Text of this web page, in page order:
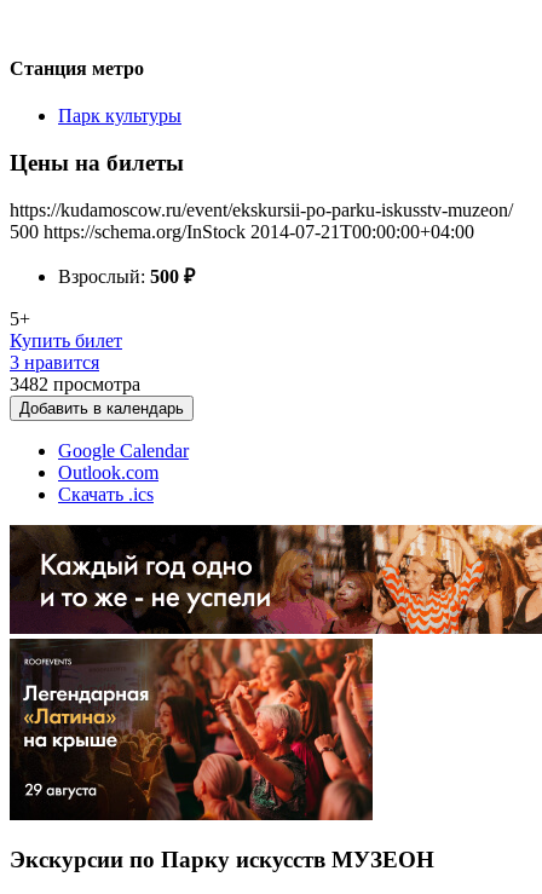
Станция метро
Парк культуры
Цены на билеты
https://kudamoscow.ru/event/ekskursii-po-parku-iskusstv-muzeon/
500 https://schema.org/InStock 2014-07-21T00:00:00+04:00
Взрослый: 500 ₽
5+
Купить билет
3 нравится
3482 просмотра
Добавить в календарь
Google Calendar
Outlook.com
Скачать .ics
Экскурсии по Парку искусств МУЗЕОН